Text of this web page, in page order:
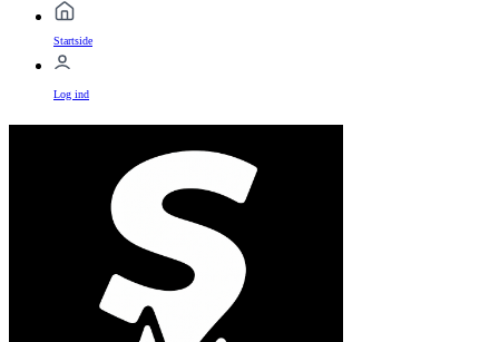
Startside
Log ind